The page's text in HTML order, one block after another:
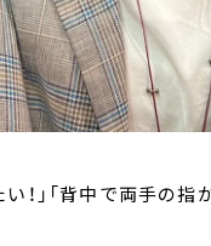
！」「背中で両手の